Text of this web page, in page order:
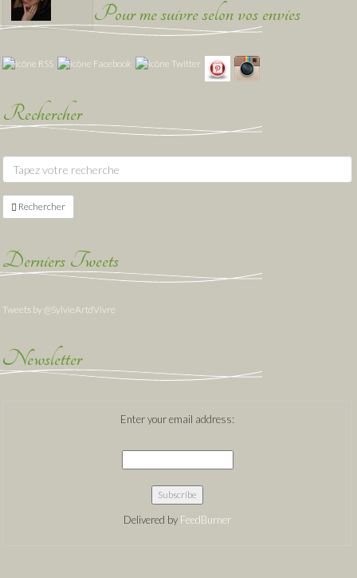
Pour me suivre selon vos envies
Rechercher
Rechercher
Derniers Tweets
Tweets by @SylvieArtdVivre
Newsletter
Enter your email address:
Delivered by FeedBurner